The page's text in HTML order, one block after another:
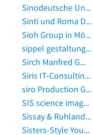
Sinodeutsche Union für Innovation e.V. in Düsseldorf
Sinti und Roma Deutschland e. V. in Deutschland
Sioh Group in Mömlingen
sippel gestaltung - interior design in Nürnberg, Mittelfranken
Sirch Manfred GmbH & Co. KG Apparate Behälterbau Containerbau in Kaufbeuren
Siris IT-Consulting GmbH Informatikdienstleistungen in Kirchheim bei München
siro Production GmbH in Neunkirchen, Saar
SIS science images UG (haftungsbeschränkt) in Hamburg
Sissay & Ruhland Immobilien GmbH in Krefeld
Sisters-Style Your Fashion oHg in Bad Windsheim